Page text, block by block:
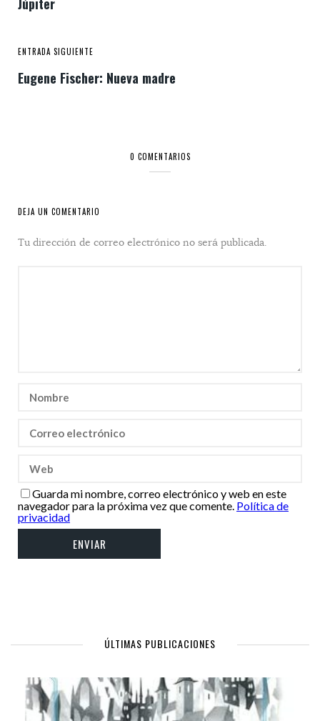
Júpiter
ENTRADA SIGUIENTE
Eugene Fischer: Nueva madre
0 COMENTARIOS
DEJA UN COMENTARIO
Tu dirección de correo electrónico no será publicada.
Guarda mi nombre, correo electrónico y web en este
navegador para la próxima vez que comente. Política de
privacidad
ÚLTIMAS PUBLICACIONES